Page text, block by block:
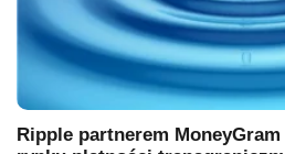
Ripple partnerem